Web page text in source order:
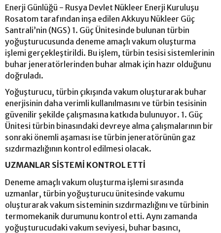
Enerji Günlüğü - Rusya Devlet Nükleer Enerji Kuruluşu
Rosatom tarafından inşa edilen Akkuyu Nükleer Güç
Santrali’nin (NGS) 1. Güç Ünitesinde bulunan türbin
yoğuşturucusunda deneme amaçlı vakum oluşturma
işlemi gerçekleştirildi. Bu işlem, türbin tesisi sistemlerinin
buhar jeneratörlerinden buhar almak için hazır olduğunu
doğruladı.
Yoğuşturucu, türbin çıkışında vakum oluşturarak buhar
enerjisinin daha verimli kullanılmasını ve türbin tesisinin
güvenilir şekilde çalışmasına katkıda bulunuyor. 1. Güç
Ünitesi türbin binasındaki devreye alma çalışmalarının bir
sonraki önemli aşaması ise türbin jeneratörünün gaz
sızdırmazlığının kontrol edilmesi olacak.
UZMANLAR SİSTEMİ KONTROL ETTİ
Deneme amaçlı vakum oluşturma işlemi sırasında
uzmanlar, türbin yoğuşturucu ünitesinde vakumu
oluşturarak vakum sisteminin sızdırmazlığını ve türbinin
termomekanik durumunu kontrol etti. Aynı zamanda
yoğuşturucudaki vakum seviyesi, buhar basıncı,